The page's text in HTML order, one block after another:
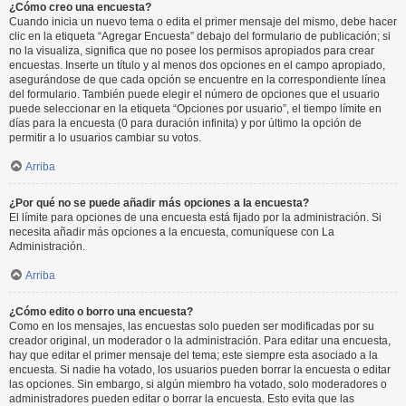
¿Cómo creo una encuesta?
Cuando inicia un nuevo tema o edita el primer mensaje del mismo, debe hacer
clic en la etiqueta “Agregar Encuesta” debajo del formulario de publicación; si
no la visualiza, significa que no posee los permisos apropiados para crear
encuestas. Inserte un título y al menos dos opciones en el campo apropiado,
asegurándose de que cada opción se encuentre en la correspondiente línea
del formulario. También puede elegir el número de opciones que el usuario
puede seleccionar en la etiqueta “Opciones por usuario”, el tiempo límite en
días para la encuesta (0 para duración infinita) y por último la opción de
permitir a lo usuarios cambiar su votos.
Arriba
¿Por qué no se puede añadir más opciones a la encuesta?
El límite para opciones de una encuesta está fijado por la administración. Si
necesita añadir más opciones a la encuesta, comuníquese con La
Administración.
Arriba
¿Cómo edito o borro una encuesta?
Como en los mensajes, las encuestas solo pueden ser modificadas por su
creador original, un moderador o la administración. Para editar una encuesta,
hay que editar el primer mensaje del tema; este siempre esta asociado a la
encuesta. Si nadie ha votado, los usuarios pueden borrar la encuesta o editar
las opciones. Sin embargo, si algún miembro ha votado, solo moderadores o
administradores pueden editar o borrar la encuesta. Esto evita que las